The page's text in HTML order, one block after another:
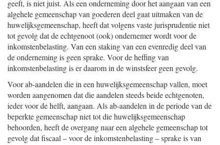
geeft, is niet juist. Als een onderneming door het aangaan van een
algehele gemeenschap van goederen deel gaat uitmaken van de
huwelijksgemeenschap, heeft dat volgens vaste jurisprudentie niet
tot gevolg dat de echtgenoot (ook) ondernemer wordt voor de
inkomstenbelasting. Van een staking van een evenredig deel van
de onderneming is geen sprake. Voor de heffing van
inkomstenbelasting is er daarom in de winstsfeer geen gevolg.
Voor ab-aandelen die in een huwelijksgemeenschap vallen, moet
worden aangenomen dat die aandelen steeds beide echtgenoten,
ieder voor de helft, aangaan. Als ab-aandelen in de periode van de
beperkte gemeenschap niet tot die huwelijksgemeenschap
behoorden, heeft de overgang naar een algehele gemeenschap tot
gevolg dat fiscaal – voor de inkomstenbelasting – sprake is van